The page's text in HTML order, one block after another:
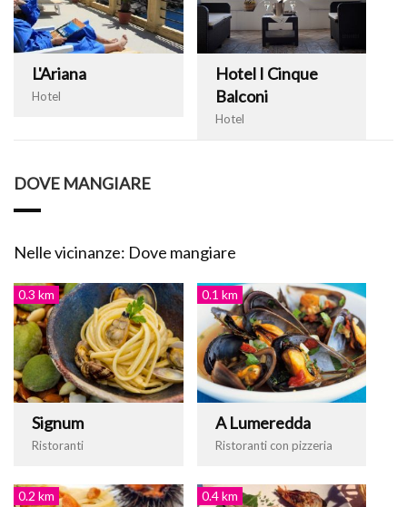
L'Ariana
Hotel
Hotel I Cinque
Balconi
Hotel
DOVE MANGIARE
Nelle vicinanze: Dove mangiare
0.3 km
Signum
Ristoranti
0.1 km
A Lumeredda
Ristoranti con pizzeria
0.2 km 0.4 km